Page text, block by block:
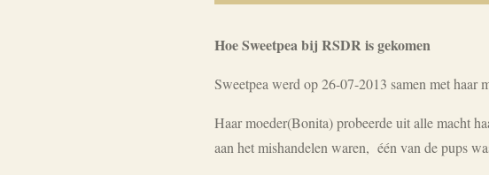
Hoe Sweetpea bij RSDR is gekomen
Sweetpea werd op 26-07-2013 samen met haar
Haar moeder(Bonita) probeerde uit alle macht
aan het mishandelen waren, één van de pups